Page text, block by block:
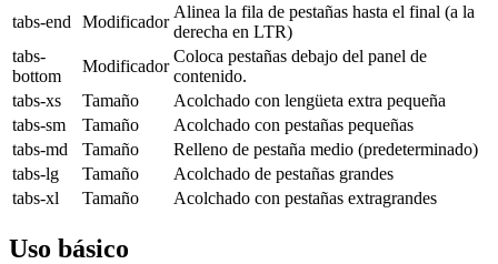
tabs-end
Modificador
Alinea la fila de pestañas hasta el final (a la
derecha en LTR)
tabs-
bottom
Modificador
Coloca pestañas debajo del panel de
contenido.
tabs-xs
Tamaño
Acolchado con lengüeta extra pequeña
tabs-sm
Tamaño
Acolchado con pestañas pequeñas
tabs-md
Tamaño
Relleno de pestaña medio (predeterminado)
tabs-lg
Tamaño
Acolchado de pestañas grandes
tabs-xl
Tamaño Acolchado con pestañas extragrandes
Uso básico